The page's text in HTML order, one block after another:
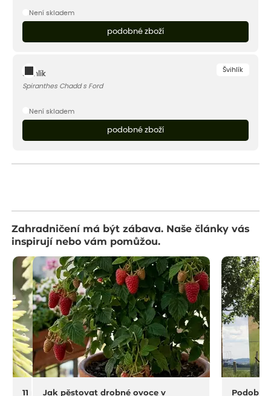
Není skladem
podobné zboží
Švihlík
Švihlík
Spiranthes Chadd s Ford
Není skladem
podobné zboží
Zahradničení má být zábava. Naše články vás
inspirují nebo vám pomůžou.
11 na rostliny do sucha a horka
Jak pěstovat drobné ovoce v